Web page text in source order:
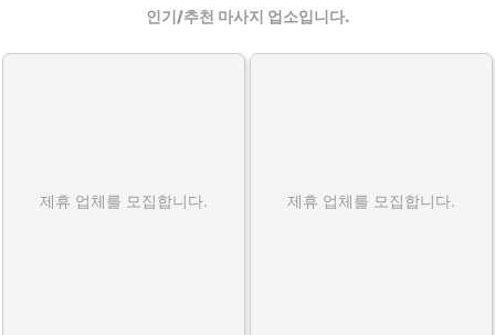
인기/추천 마사지 업소입니다.
제휴 업체를 모집합니다. 제휴 업체를 모집합니다.